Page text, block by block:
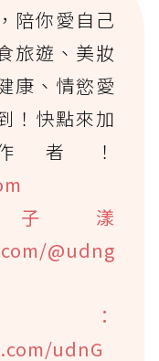
陪你愛自己
旅遊、美妝
康、情慾愛
！快點來加
者！
漾
@udng
udnG